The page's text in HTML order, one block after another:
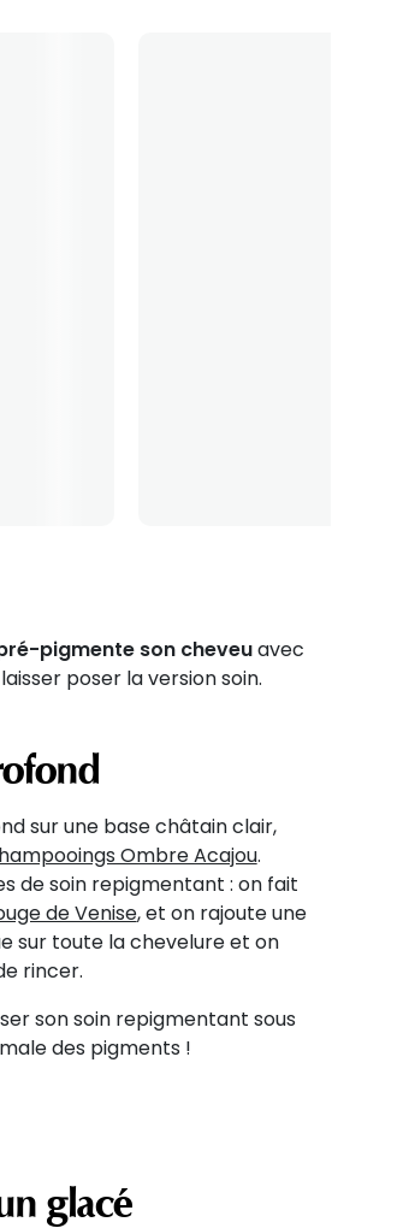
pigmente son cheveuavec
poser la version soin.
sur une base châtain clair,
Ombre Acajou.
de soin repigmentant : on fait
de Venise, et on rajoute une
sur toute la chevelure et on
rincer.
son soin repigmentant sous
des pigments !
glacé